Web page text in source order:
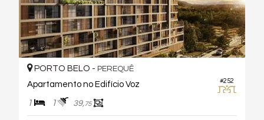
#252
PORTO BELO - PEREQUÊ
Apartamento no Edifício Voz
1 1 39,75